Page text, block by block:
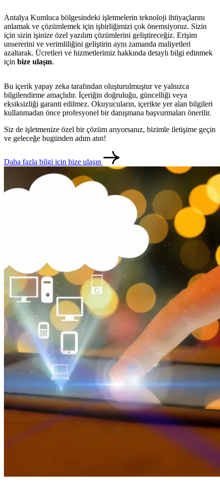
İletişim
Antalya Kumluca bölgesindeki işletmelerin teknoloji ihtiyaçlarını
anlamak ve çözümlemek için işbirliğimizi çok önemsiyoruz. Sizin
için sizin işinize özel yazılım çözümlerini geliştireceğiz. Erişim
unsererini ve verimliliğini geliştirin aynı zamanda maliyetleri
azaltarak. Ücretleri ve hizmetlerimiz hakkında detaylı bilgi edinmek
için bize ulaşın.
Bu içerik yapay zeka tarafından oluşturulmuştur ve yalnızca
bilgilendirme amaçlıdır. İçeriğin doğruluğu, güncelliği veya
eksiksizliği garanti edilmez. Okuyucuların, içerikte yer alan bilgileri
kullanmadan önce profesyonel bir danışmana başvurmaları önerilir.
Siz de işletmenize özel bir çözüm arıyorsanız, bizimle iletişime geçin
ve geleceğe bugünden adım atın!
Daha fazla bilgi için bize ulaşın